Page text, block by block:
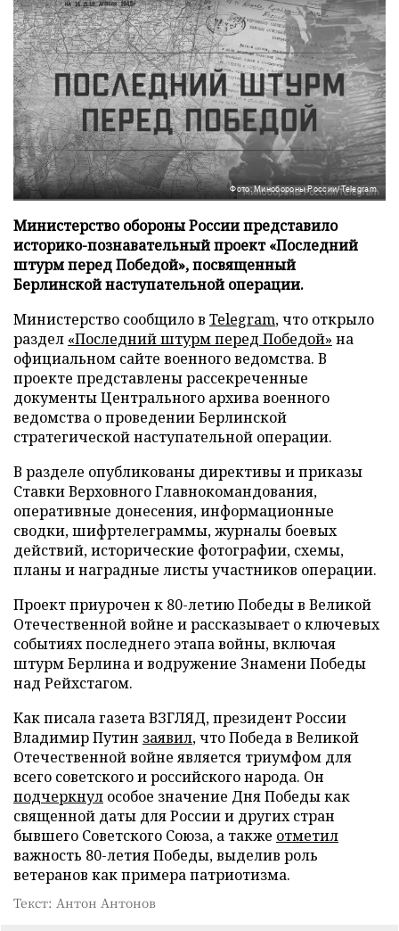
Фото: Минобороны России/Telegram
Министерство обороны России представило
историко-познавательный проект «Последний
штурм перед Победой», посвященный
Берлинской наступательной операции.
Министерство сообщило в Telegram, что открыло
раздел «Последний штурм перед Победой» на
официальном сайте военного ведомства. В
проекте представлены рассекреченные
документы Центрального архива военного
ведомства о проведении Берлинской
стратегической наступательной операции.
В разделе опубликованы директивы и приказы
Ставки Верховного Главнокомандования,
оперативные донесения, информационные
сводки, шифртелеграммы, журналы боевых
действий, исторические фотографии, схемы,
планы и наградные листы участников операции.
Проект приурочен к 80-летию Победы в Великой
Отечественной войне и рассказывает о ключевых
событиях последнего этапа войны, включая
штурм Берлина и водружение Знамени Победы
над Рейхстагом.
Как писала газета ВЗГЛЯД, президент России
Владимир Путин заявил, что Победа в Великой
Отечественной войне является триумфом для
всего советского и российского народа. Он
подчеркнул особое значение Дня Победы как
священной даты для России и других стран
бывшего Советского Союза, а также отметил
важность 80-летия Победы, выделив роль
ветеранов как примера патриотизма.
Текст: Антон Антонов